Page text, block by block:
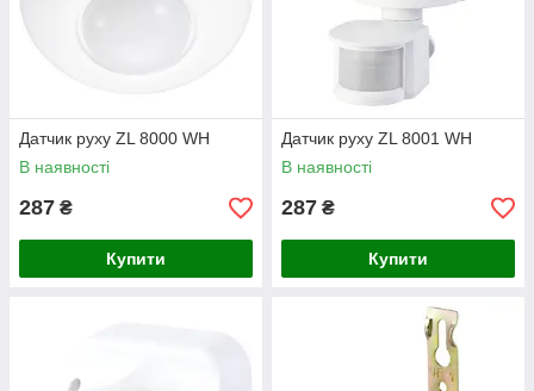
Датчик руху ZL 8000 WH
В наявності
287 ₴
Купити
Датчик руху ZL 8001 WH
В наявності
287 ₴
Купити